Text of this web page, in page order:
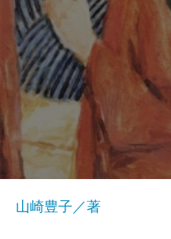
山崎豊子／著